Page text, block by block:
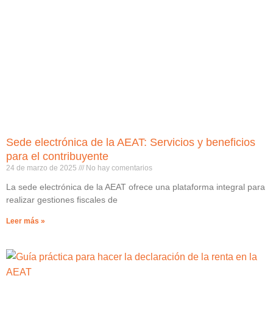
Sede electrónica de la AEAT: Servicios y beneficios
para el contribuyente
24 de marzo de 2025 No hay comentarios
La sede electrónica de la AEAT ofrece una plataforma integral para
realizar gestiones fiscales de
Leer más »